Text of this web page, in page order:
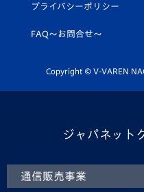
平和祈念活動
ホームタウン活動
スクール
公式LINE＠
プライバシーポリシー
FAQ〜お問合せ〜
Copyright © V-VAREN
ジャパネット
通信販売事業